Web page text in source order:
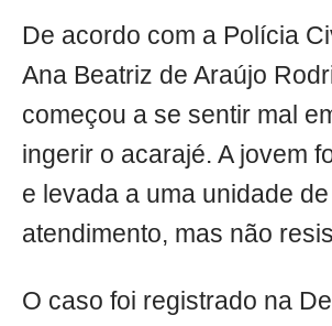
De acordo com a Polícia
Ana Beatriz de Araújo
começou a se sentir mal
ingerir o acarajé. A jovem
e levada a uma unidade
atendimento, mas não
O caso foi registrado na